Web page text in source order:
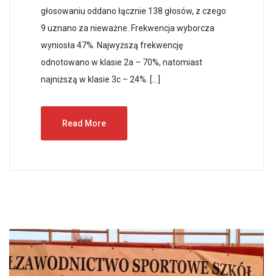
głosowaniu oddano łącznie 138 głosów, z czego
9 uznano za nieważne. Frekwencja wyborcza
wyniosła 47%. Najwyższą frekwencję
odnotowano w klasie 2a – 70%, natomiast
najniższą w klasie 3c – 24%. […]
Read More